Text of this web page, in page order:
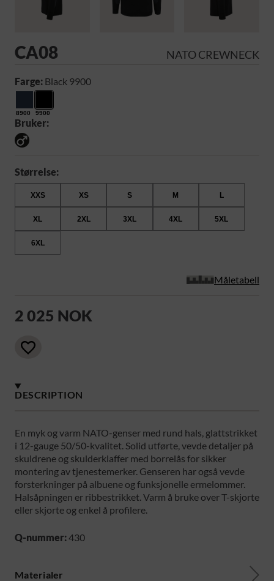
CA08 NATO CREWNECK
Farge: Black 9900
8900 9900
Bruker:
Størrelse:
XXS XS S M L
XL 2XL 3XL 4XL 5XL
6XL
Måletabell
2 025 NOK
DESCRIPTION
En myk og varm NATO-genser med rund hals, glattstrikket
i 12-gauge 50/50-kvalitet. Solid utførte, vevde detaljer på
skuldrene og skulderklaffer med borrelås for sikker
montering av tjenestemerker. Genseren har også vevde
forsterkninger på albuene og funksjonelle ermelommer.
Halsåpningen er ribbestrikket. Varm å bruke over T-skjorte
eller skjorte og enkel å profilere.
Q-nummer:430
Materialer